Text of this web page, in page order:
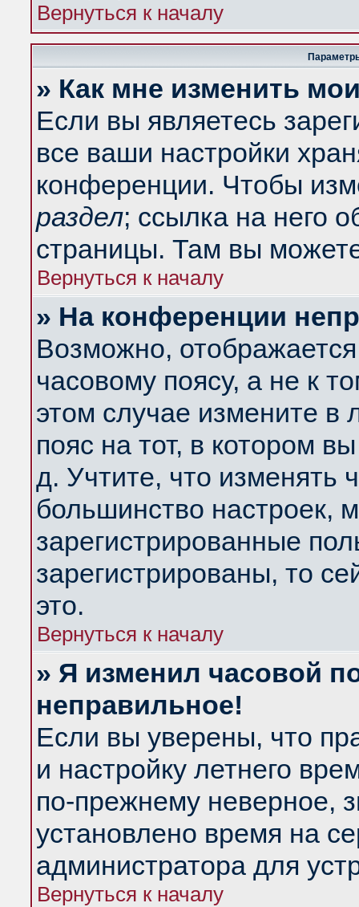
Вернуться к началу
» Как мне изменить
Если вы являетесь
все ваши настройки
конференции. Чтобы
раздел; ссылка на него
страницы. Там вы
Вернуться к началу
» На конференции
Возможно,
часовому поясу, а не к
этом случае измените в
пояс на тот, в котором
д. Учтите, что изменять
большинство настроек,
зарегистрированные
зарегистрированы, то
это.
Вернуться к началу
» Я изменил часовой
неправильное!
Если вы уверены, что
и настройку летнего
по-прежнему неверное,
установлено время на
администратора для
Вернуться к началу